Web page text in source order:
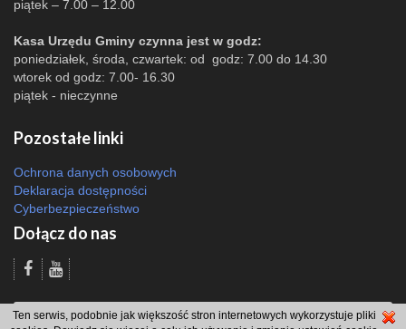
piątek – 7.00 – 12.00
Kasa Urzędu Gminy czynna jest w godz:
poniedziałek, środa, czwartek: od godz: 7.00 do 14.30
wtorek od godz: 7.00- 16.30
piątek - nieczynne
Pozostałe linki
Ochrona danych osobowych
Deklaracja dostępności
Cyberbezpieczeństwo
Dołącz do nas
Odsłon: 857 | |Polityka bezpieczeństwa i polityka cookies|Redakcja|2007 -
2026 © Gmina Brzeszcze
Ten serwis, podobnie jak większość stron internetowych wykorzystuje pliki